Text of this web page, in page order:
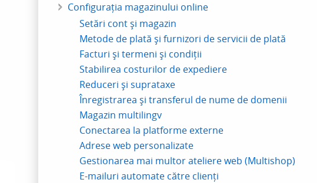
Configurația magazinului online
Setări cont și magazin
Metode de plată și furnizori de servicii de plată
Facturi și termeni și condiții
Stabilirea costurilor de expediere
Reduceri și suprataxe
Înregistrarea și transferul de nume de domenii
Magazin multilingv
Conectarea la platforme externe
Adrese web personalizate
Gestionarea mai multor ateliere web (Multishop)
E-mailuri automate către clienți